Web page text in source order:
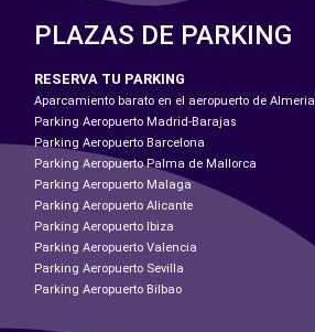
PLAZAS DE PARKING
RESERVA TU PARKING
Aparcamiento barato en el aeropuerto de Almeria
Parking Aeropuerto Madrid-Barajas
Parking Aeropuerto Barcelona
Parking Aeropuerto Palma de Mallorca
Parking Aeropuerto Malaga
Parking Aeropuerto Alicante
Parking Aeropuerto Ibiza
Parking Aeropuerto Valencia
Parking Aeropuerto Sevilla
Parking Aeropuerto Bilbao